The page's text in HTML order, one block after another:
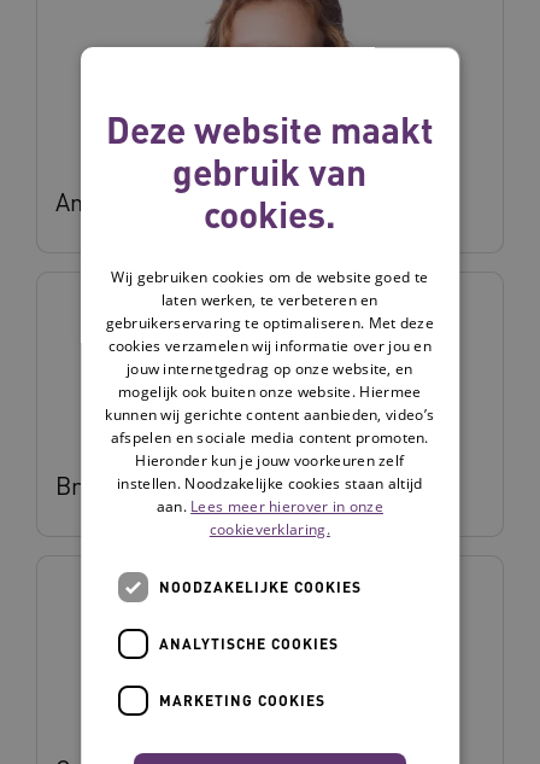
Anneke Gerritsen
Britt van Bladel
Deze website maakt
gebruik van
cookies.
Wij gebruiken cookies om de website goed te
laten werken, te verbeteren en
gebruikerservaring te optimaliseren. Met deze
cookies verzamelen wij informatie over jou en
jouw internetgedrag op onze website, en
mogelijk ook buiten onze website. Hiermee
kunnen wij gerichte content aanbieden, video’s
afspelen en sociale media content promoten.
Hieronder kun je jouw voorkeuren zelf
instellen. Noodzakelijke cookies staan altijd
aan. Lees meer hierover in onze
cookieverklaring.
NOODZAKELIJKE COOKIES
ANALYTISCHE COOKIES
MARKETING COOKIES